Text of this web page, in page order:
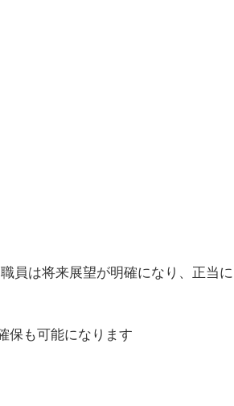
員は将来展望が明確になり、正当に
保も可能になります